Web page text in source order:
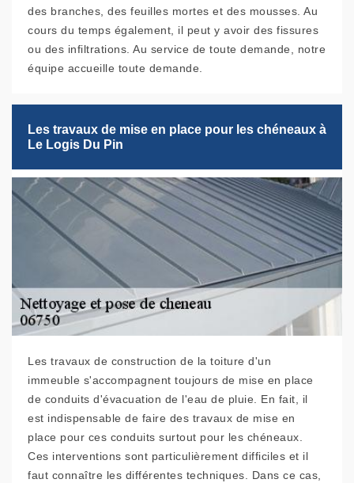
des branches, des feuilles mortes et des mousses. Au
cours du temps également, il peut y avoir des fissures
ou des infiltrations. Au service de toute demande, notre
équipe accueille toute demande.
Les travaux de mise en place pour les chéneaux à
Le Logis Du Pin
Les travaux de construction de la toiture d'un
immeuble s'accompagnent toujours de mise en place
de conduits d'évacuation de l'eau de pluie. En fait, il
est indispensable de faire des travaux de mise en
place pour ces conduits surtout pour les chéneaux.
Ces interventions sont particulièrement difficiles et il
faut connaître les différentes techniques. Dans ce cas,